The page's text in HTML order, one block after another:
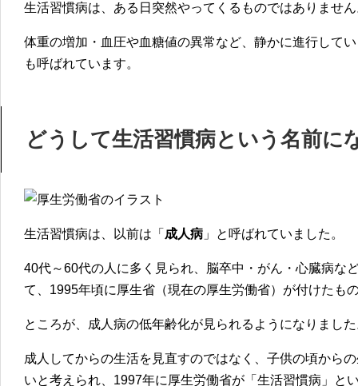
生活習慣病は、ある日突然やってくるものではありませ
体重の増加・血圧や血糖値の異常など、静かに進行して
も呼ばれています。
どうして生活習慣病という名前に
生活習慣病は、以前は「 成人病 」と呼ばれていました。
40代～60代の人に多く見られ、脳卒中・がん・心臓病な
て、1995年頃に厚生省（現在の厚生労働省）が付けたも
ところが、 成人病の低年齢化が見られるようになりまし
成人してからの生活を見直すのではなく、 子供の頃から
いと考えられ、1997年に厚生労働省が「生活習慣病」と